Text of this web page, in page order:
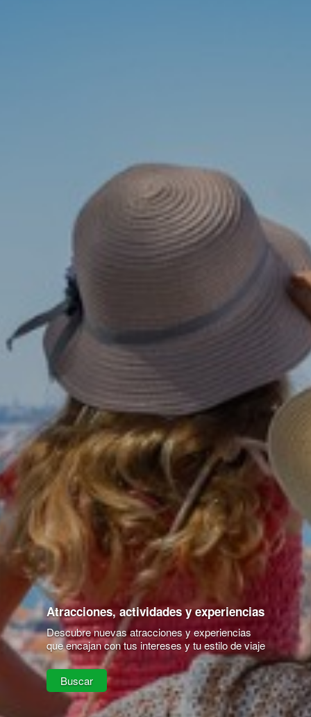
Atracciones, actividades y experiencias
Descubre nuevas atracciones y experiencias
que encajan con tus intereses y tu estilo de viaje
Buscar